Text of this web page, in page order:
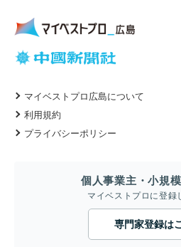
マイベストプロ広島について
利用規約
プライバシーポリシー
個人事業主・小規
マイベストプロに登録
専門家登録は